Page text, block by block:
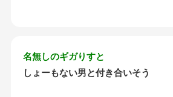
名無しのギガりすと
しょーもない男と付き合いそう